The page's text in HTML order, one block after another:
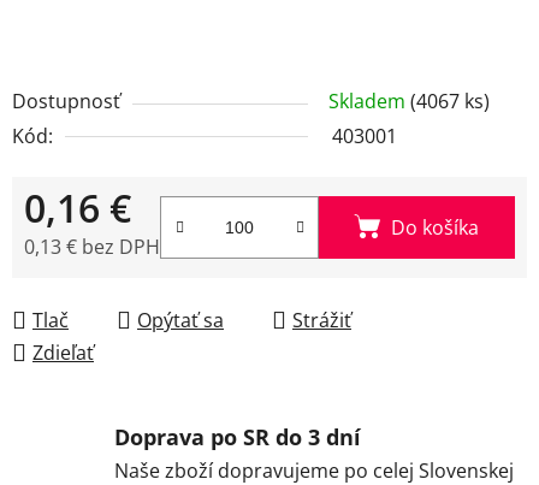
Dostupnosť Skladem (4067 ks)
Kód:
403001
0,16 €
0,13 € bez DPH
Do košíka
Tlač Opýtať sa
Strážiť
Zdieľať
Doprava po SR do 3 dní
Naše zboží dopravujeme po celej Slovenskej